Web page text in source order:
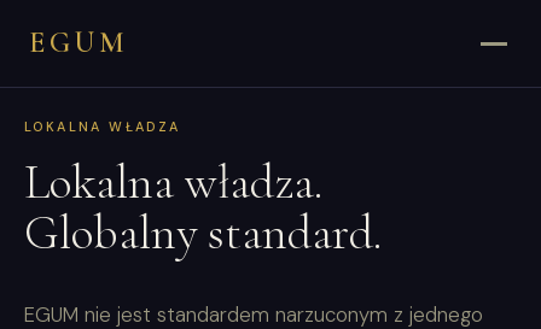
EGUM
LOKALNA WŁADZA
Lokalna władza.
Globalny standard.
EGUM nie jest standardem narzuconym z jednego